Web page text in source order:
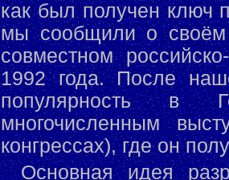
как был получен ключ
мы сообщили о своём
совместном
1992 года. После
популярность в
многочисленным
конгрессах), где он
Основная идея